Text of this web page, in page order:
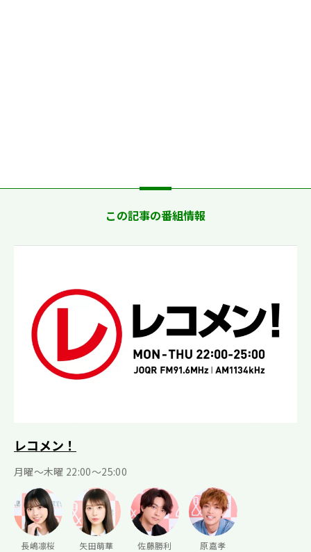
この記事の番組情報
レコメン！
月曜〜木曜 22:00〜25:00
長嶋凛桜
矢田萌華
佐藤勝利
原嘉孝